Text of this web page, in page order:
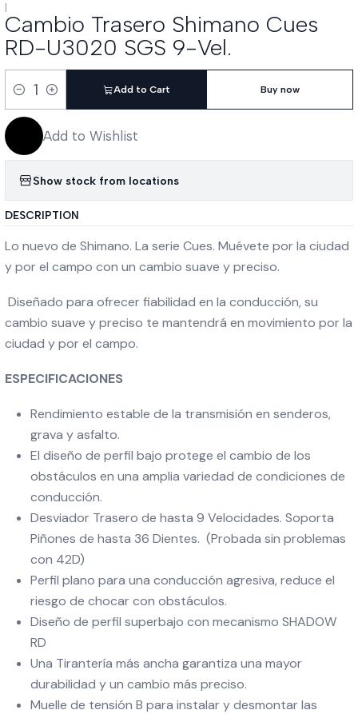
|
Cambio Trasero Shimano Cues
RD-U3020 SGS 9-Vel.
Quantity
Add to Cart Buy now
Add to Wishlist
Show stock from locations
DESCRIPTION
Lo nuevo de Shimano. La serie Cues. Muévete por la ciudad
y por el campo con un cambio suave y preciso.
Diseñado para ofrecer fiabilidad en la conducción, su
cambio suave y preciso te mantendrá en movimiento por la
ciudad y por el campo.
ESPECIFICACIONES
Rendimiento estable de la transmisión en senderos,
grava y asfalto.
El diseño de perfil bajo protege el cambio de los
obstáculos en una amplia variedad de condiciones de
conducción.
Desviador Trasero de hasta 9 Velocidades. Soporta
Piñones de hasta 36 Dientes. (Probada sin problemas
con 42D)
Perfil plano para una conducción agresiva, reduce el
riesgo de chocar con obstáculos.
Diseño de perfil superbajo con mecanismo SHADOW
RD
Una Tirantería más ancha garantiza una mayor
durabilidad y un cambio más preciso.
Muelle de tensión B para instalar y desmontar las